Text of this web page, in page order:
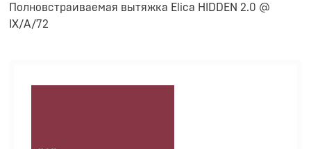
Полновстраиваемая вытяжка Elica HIDDEN 2.0 @
IX/A/72